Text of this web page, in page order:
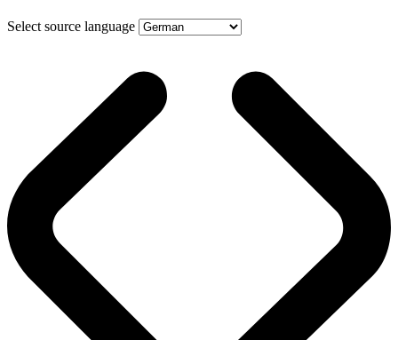
Select source language